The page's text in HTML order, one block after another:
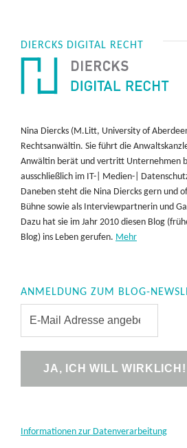
DIERCKS DIGITAL RECHT
Nina Diercks (M.Litt, University of
Rechtsanwältin. Sie führt die
Anwältin berät und vertritt Unternehmen
ausschließlich im IT-| Medien-|
Daneben steht die Nina Diercks gern und
Bühne sowie als Interviewpartnerin und
Dazu hat sie im Jahr 2010 diesen Blog
Blog) ins Leben gerufen. Mehr
ANMELDUNG ZUM BLOG-
Informationen zur Datenverarbeitung